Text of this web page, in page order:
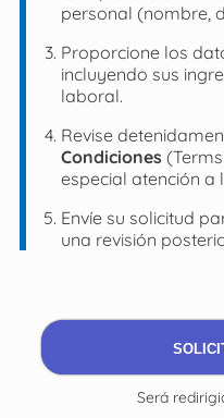
personal (nombre,
Proporcione los
incluyendo sus
laboral.
Revise
Condiciones
especial atención a
Envíe su solicitud
una revisión
Será